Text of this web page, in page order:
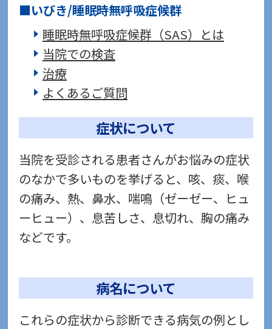
いびき/睡眠時無呼吸症候群
睡眠時無呼吸症候群（SAS）とは
当院での検査
治療
よくあるご質問
症状について
当院を受診される患者さんがお悩みの症状
のなかで多いものを挙げると、咳、痰、喉
の痛み、熱、鼻水、喘鳴（ゼーゼー、ヒュ
ーヒュー）、息苦しさ、息切れ、胸の痛み
などです。
病名について
これらの症状から診断できる病気の例とし